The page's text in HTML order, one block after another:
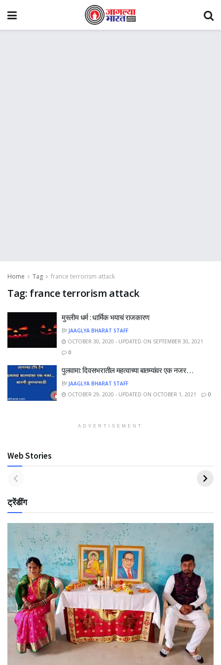
Home Tag france terrorism attack
Tag: france terrorism attack
मुस्लीम धर्म : धार्मिक भयाचं राजकारण
BY JAAGLYA BHARAT STAFF
OCTOBER 30, 2020 - UPDATED ON SEPTEMBER 30, 2021
0
पुलवामा: दिवसभरातील महत्वाच्या बातम्यांवर एक नजर…
BY JAAGLYA BHARAT STAFF
OCTOBER 29, 2020 - UPDATED ON OCTOBER 1, 2021
0
ADVERTISEMENT
Web Stories
ट्रेंडींग